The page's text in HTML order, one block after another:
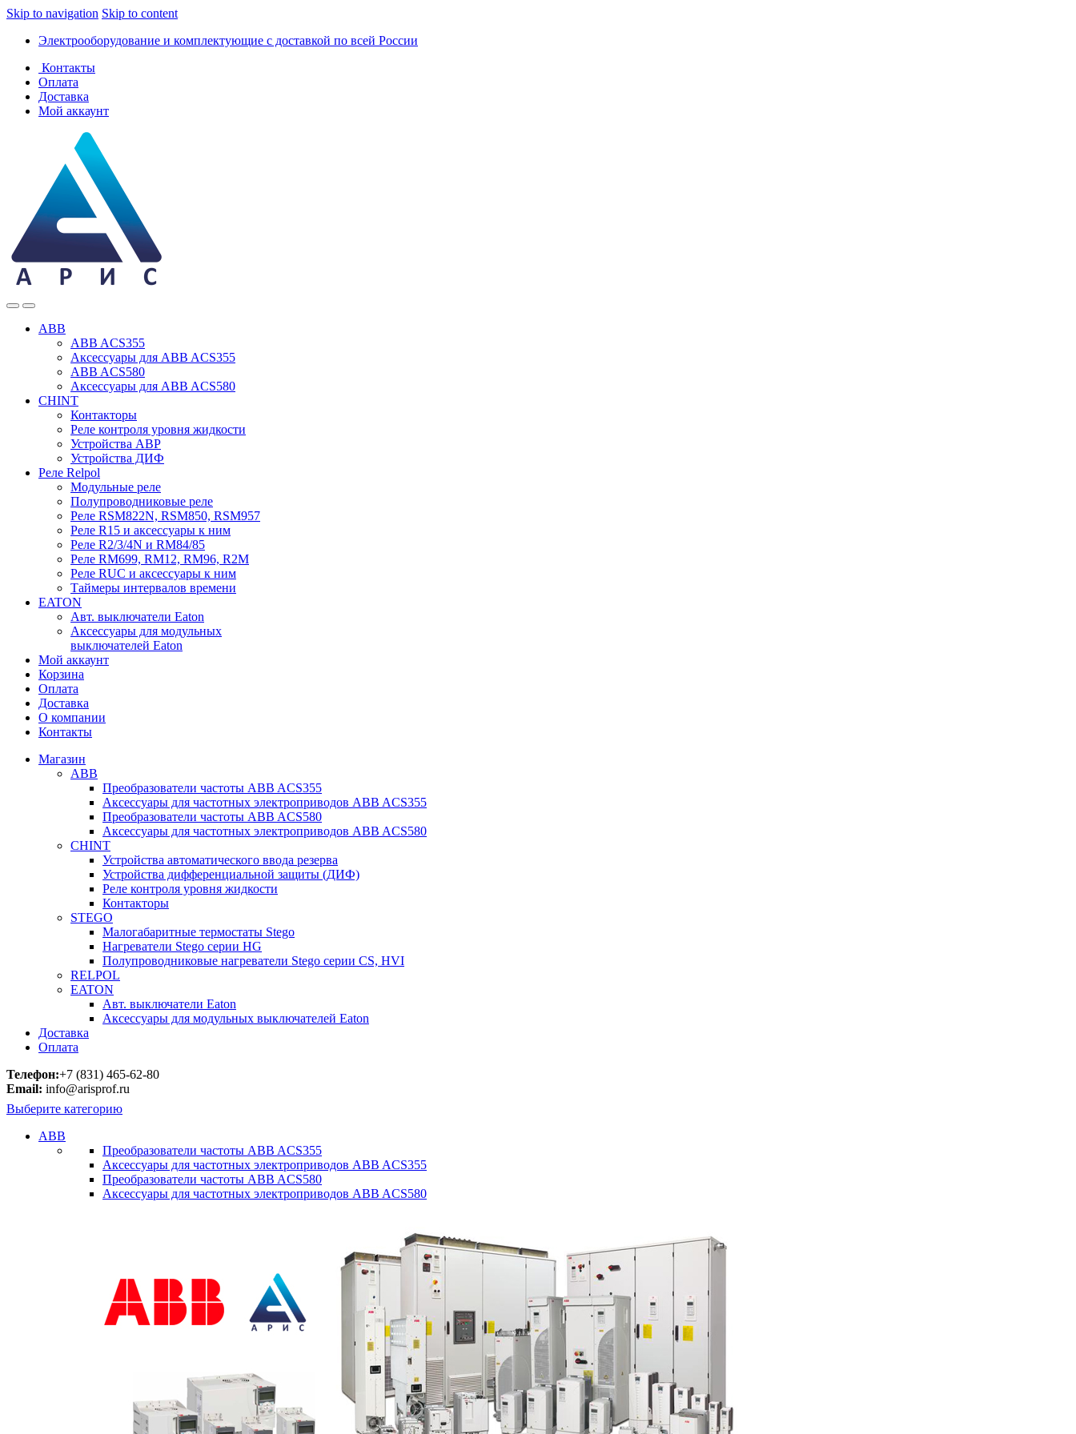
Skip to navigation Skip to content
Электрооборудование и комплектующие с доставкой по всей России
Контакты
Оплата
Доставка
Мой аккаунт
ABB
ABB ACS355
Аксессуары для ABB ACS355
ABB ACS580
Аксессуары для ABB ACS580
CHINT
Контакторы
Реле контроля уровня жидкости
Устройства АВР
Устройства ДИФ
Реле Relpol
Модульные реле
Полупроводниковые реле
Реле RSM822N, RSM850, RSM957
Реле R15 и аксессуары к ним
Реле R2/3/4N и RM84/85
Реле RM699, RM12, RM96, R2M
Реле RUC и аксессуары к ним
Таймеры интервалов времени
EATON
Авт. выключатели Eaton
Аксессуары для модульных
выключателей Eaton
Мой аккаунт
Корзина
Оплата
Доставка
О компании
Контакты
Магазин
ABB
Преобразователи частоты ABB ACS355
Аксессуары для частотных электроприводов ABB ACS355
Преобразователи частоты ABB ACS580
Аксессуары для частотных электроприводов ABB ACS580
CHINT
Устройства автоматического ввода резерва
Устройства дифференциальной защиты (ДИФ)
Реле контроля уровня жидкости
Контакторы
STEGO
Малогабаритные термостаты Stego
Нагреватели Stego серии HG
Полупроводниковые нагреватели Stego серии CS, HVI
RELPOL
EATON
Авт. выключатели Eaton
Аксессуары для модульных выключателей Eaton
Доставка
Оплата
Телефон:+7 (831) 465-62-80
Email: info@arisprof.ru
Выберите категорию
ABB
Преобразователи частоты ABB ACS355
Аксессуары для частотных электроприводов ABB ACS355
Преобразователи частоты ABB ACS580
Аксессуары для частотных электроприводов ABB ACS580